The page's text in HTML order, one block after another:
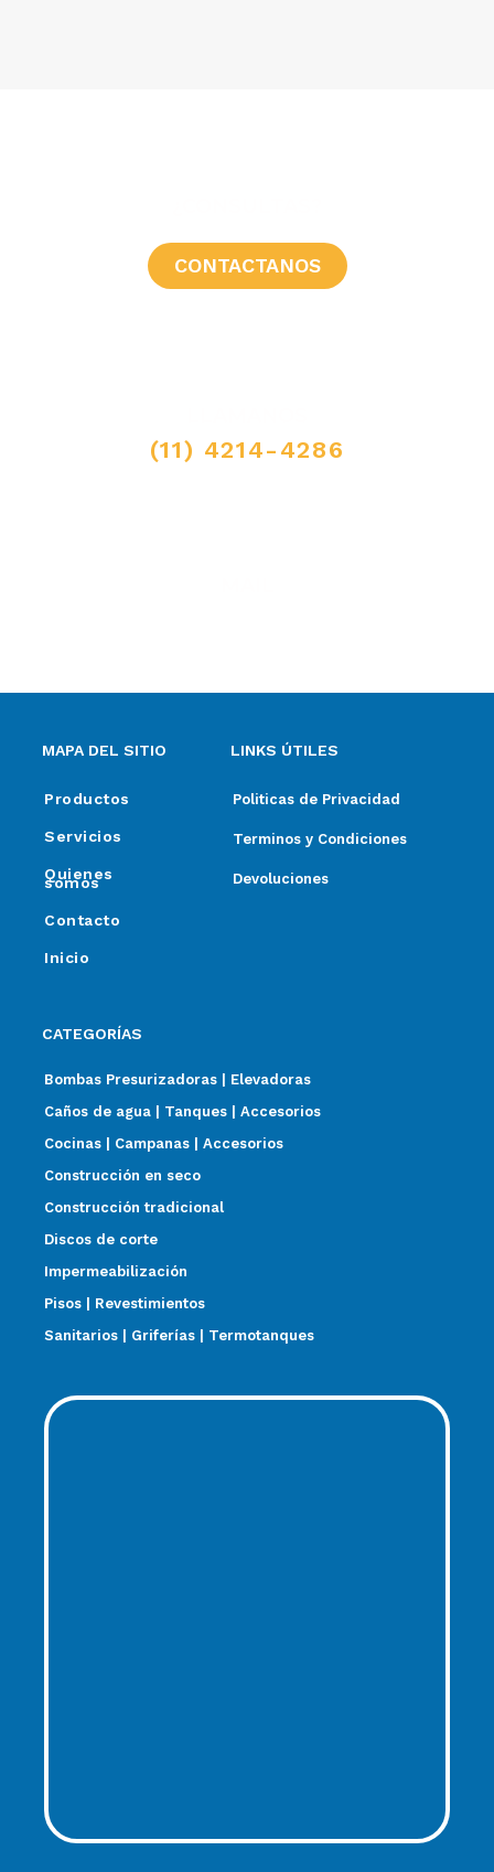
CONTACTANOS
(11) 4214-4286
MAPA DEL SITIO
Productos
Servicios
Quienes
somos
Contacto
Inicio
LINKS ÚTILES
Politicas de Privacidad
Terminos y Condiciones
Devoluciones
CATEGORÍAS
Bombas Presurizadoras | Elevadoras
Caños de agua | Tanques | Accesorios
Cocinas | Campanas | Accesorios
Construcción en seco
Construcción tradicional
Discos de corte
Impermeabilización
Pisos | Revestimientos
Sanitarios | Griferías | Termotanques